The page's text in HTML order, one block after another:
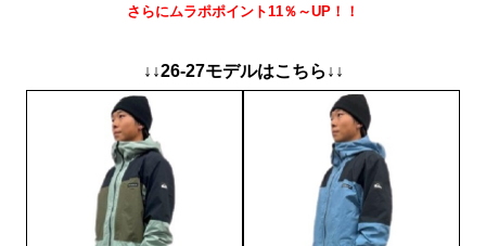
さらにムラポポイント11％～UP！！
↓↓26-27モデルはこちら↓↓